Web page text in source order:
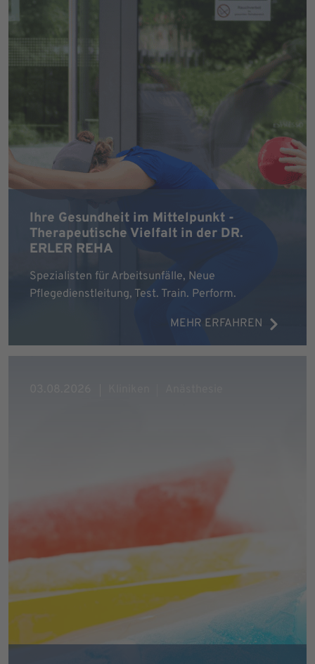
Ihre Gesundheit im Mittelpunkt -
Therapeutische Vielfalt in der DR.
ERLER REHA
Spezialisten für Arbeitsunfälle, Neue
Pflegedienstleitung, Test. Train. Perform.
MEHR ERFAHREN